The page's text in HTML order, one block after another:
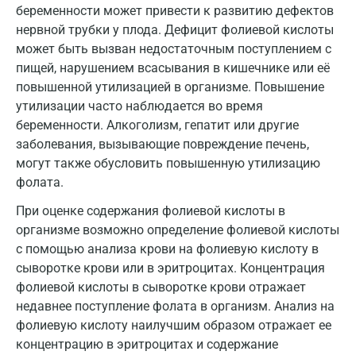
беременности может привести к развитию дефектов
нервной трубки у плода. Дефицит фолиевой кислоты
может быть вызван недостаточным поступлением с
пищей, нарушением всасывания в кишечнике или её
повышенной утилизацией в организме. Повышение
утилизации часто наблюдается во время
беременности. Алкоголизм, гепатит или другие
заболевания, вызывающие повреждение печень,
могут также обусловить повышенную утилизацию
фолата.
При оценке содержания фолиевой кислоты в
организме возможно определение фолиевой кислоты
с помощью анализа крови на фолиевую кислоту в
сыворотке крови или в эритроцитах. Концентрация
фолиевой кислоты в сыворотке крови отражает
недавнее поступление фолата в организм. Анализ на
фолиевую кислоту наилучшим образом отражает ее
концентрацию в эритроцитах и содержание
Зеленоград
Иваново
Ивантеевка
Ижевск
Истра
Йошкар-Ола
Калининград
Калуга
Кемерово
Ковров
Коломна